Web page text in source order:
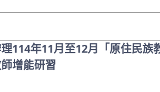
114年11月至12月「原住民
增能研習